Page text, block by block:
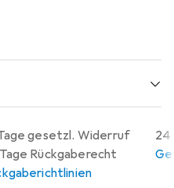
gesetzl. Widerruf
Rückgaberecht
24